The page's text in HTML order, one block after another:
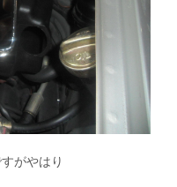
がやはり